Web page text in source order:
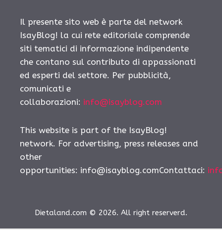
Il presente sito web è parte del network
IsayBlog! la cui rete editoriale comprende
siti tematici di informazione indipendente
che contano sul contributo di appassionati
ed esperti del settore. Per pubblicità,
comunicati e
collaborazioni: info@isayblog.com
This website is part of the IsayBlog!
network. For advertising, press releases and
other
opportunities: info@isayblog.comContattaci:
Dietaland.com © 2026. All right reserverd.